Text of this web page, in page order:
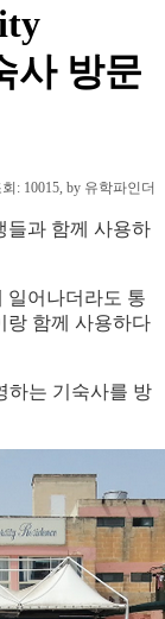
사 방문
: 10015, by 유학파인더
들과 함께 사용하
일어나더라도 통
랑 함께 사용하다
하는 기숙사를 방